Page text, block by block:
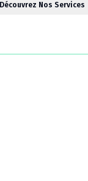
Découvrez Nos Services